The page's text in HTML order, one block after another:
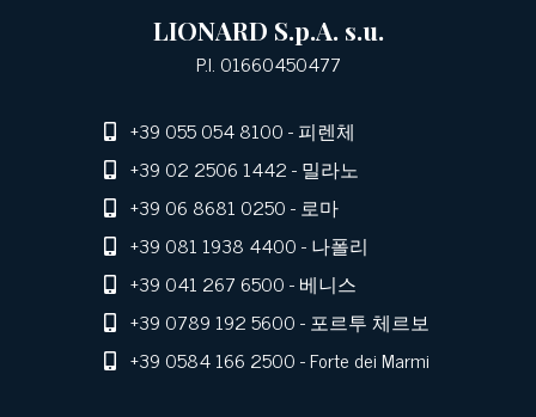
LIONARD S.p.A. s.u.
P.I. 01660450477
+39 055 054 8100- 피렌체
+39 02 2506 1442- 밀라노
+39 06 8681 0250- 로마
+39 081 1938 4400- 나폴리
+39 041 267 6500- 베니스
+39 0789 192 5600- 포르투 체르보
+39 0584 166 2500- Forte dei Marmi